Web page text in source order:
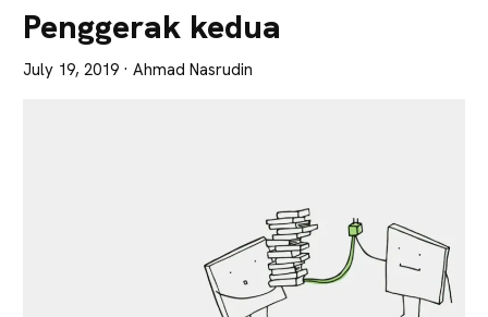
Tajam
Penggerak kedua
July 19, 2019 · Ahmad Nasrudin